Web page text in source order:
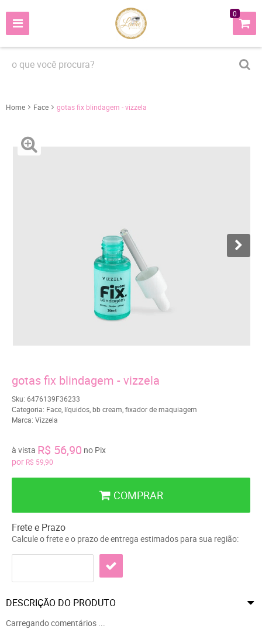
0
Home Face gotas fix blindagem - vizzela
gotas fix blindagem - vizzela
Sku: 6476139F36233
Categoria: Face líquidos bb cream fixador de maquiagem
Marca: Vizzela
por R$ 59,90
à vista R$ 56,90 no Pix
COMPRAR
Frete e Prazo
Calcule o frete e o prazo de entrega estimados para sua região:
DESCRIÇÃO DO PRODUTO
Carregando comentários ...